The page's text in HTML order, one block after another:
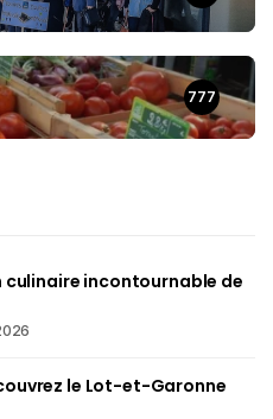
777
culinaire incontournable de
le Lot-et-Garonne